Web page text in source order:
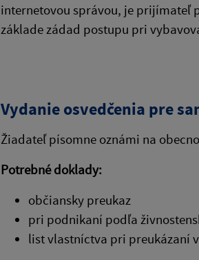
internetovou správou, je prijímateľ
základe zádad postupu pri
Vydanie osvedčenia pre
Žiadateľ písomne oznámi na
Potrebné doklady:
občiansky preukaz
pri podnikaní podľa
list vlastníctva pri preukázaní